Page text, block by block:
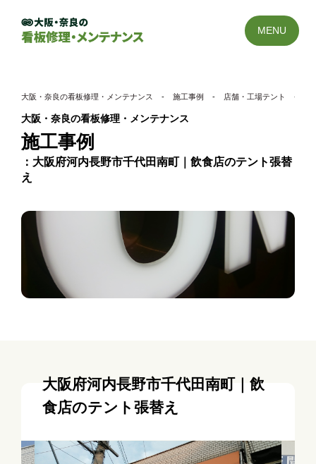
MENU
大阪・奈良の看板修理・メンテナンス - 施工事例 - 店舗・工場テント -
大阪・奈良の看板修理・メンテナンス
施工事例
大阪府河内長野市千代田南町｜飲食店のテント張替
え
大阪府河内長野市千代田南町｜飲
食店のテント張替え